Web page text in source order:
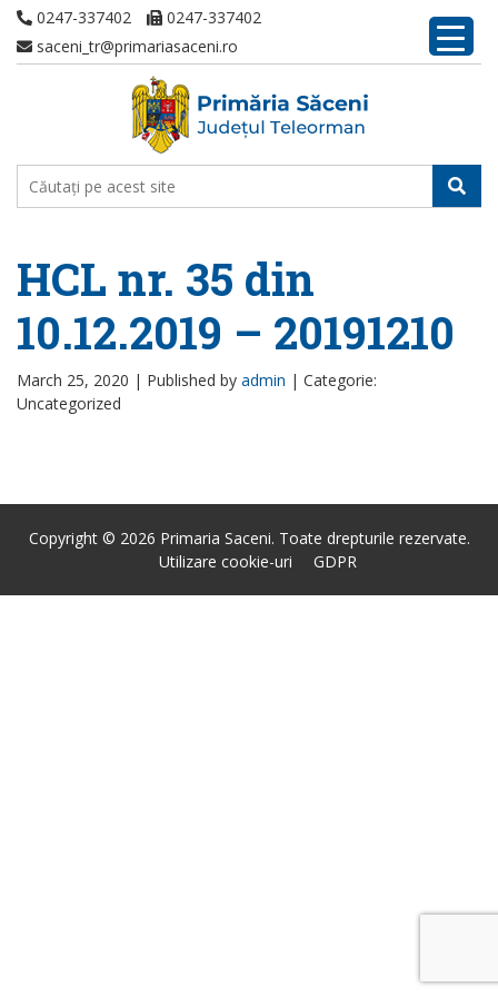
0247-337402
0247-337402
saceni_tr@primariasaceni.ro
HCL nr. 35 din
10.12.2019 – 20191210
March 25, 2020 | Published by admin | Categorie:
Uncategorized
Copyright © 2026 Primaria Saceni. Toate drepturile rezervate.
Utilizare cookie-uri
GDPR